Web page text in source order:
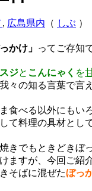
, 広島県内 （ しぶ ）
かけ」 ってご存知
ジと こんにゃく を
々の知る言葉で言
食べる以外にもい
て料理の具材とし
きでもときどきぼ
ますが、今回ご紹
そばに混ぜたぼっ